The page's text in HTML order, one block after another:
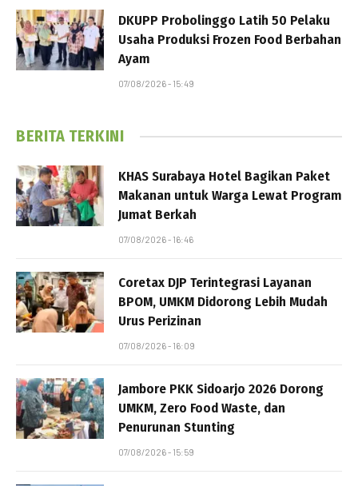
DKUPP Probolinggo Latih 50 Pelaku
Usaha Produksi Frozen Food Berbahan
Ayam
07/08/2026 - 15:49
BERITA TERKINI
KHAS Surabaya Hotel Bagikan Paket
Makanan untuk Warga Lewat Program
Jumat Berkah
07/08/2026 - 16:46
Coretax DJP Terintegrasi Layanan
BPOM, UMKM Didorong Lebih Mudah
Urus Perizinan
07/08/2026 - 16:09
Jambore PKK Sidoarjo 2026 Dorong
UMKM, Zero Food Waste, dan
Penurunan Stunting
07/08/2026 - 15:59